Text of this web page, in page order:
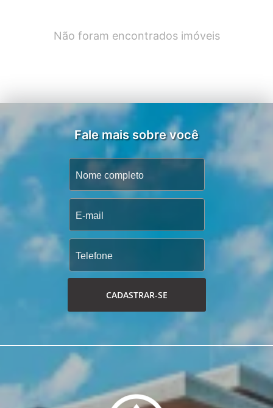
Não foram encontrados imóveis
Fale mais sobre você
CADASTRAR-SE